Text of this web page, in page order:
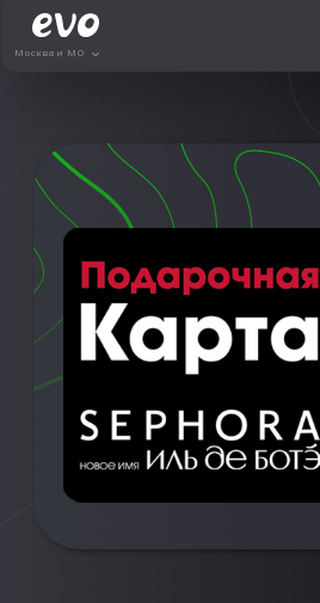
Москва и МО